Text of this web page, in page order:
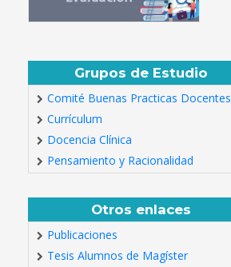
Grupos de Estudio
Comité Buenas Practicas Docentes
Currículum
Docencia Clínica
Pensamiento y Racionalidad
Otros enlaces
Publicaciones
Tesis Alumnos de Magíster